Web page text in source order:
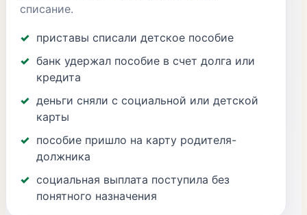
списание.
приставы списали детское пособие
банк удержал пособие в счет долга или
кредита
деньги сняли с социальной или детской
карты
пособие пришло на карту родителя-
должника
социальная выплата поступила без
понятного назначения